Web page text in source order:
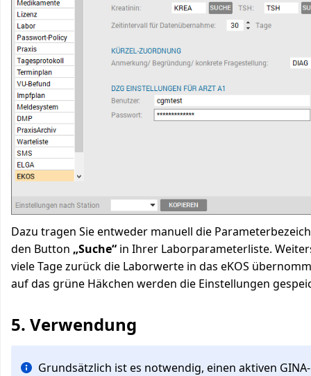
Dazu tragen Sie entweder manuell die
den Button „Suche“ in Ihrer Laborparameterliste.
viele Tage zurück die Laborwerte in das eKOS
auf das grüne Häkchen werden die Einstellungen
5. Verwendung
Grundsätzlich ist es notwendig, einen aktiven